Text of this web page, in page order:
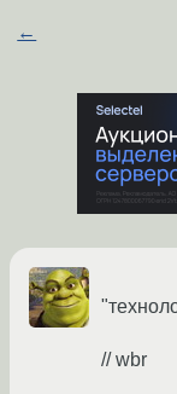
←
// wbr